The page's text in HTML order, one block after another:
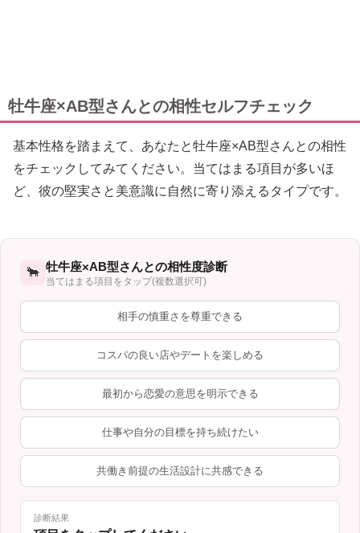
牡牛座×AB型さんとの相性セルフチェック
基本性格を踏まえて、あなたと牡牛座×AB型さんとの相性
をチェックしてみてください。当てはまる項目が多いほ
ど、彼の堅実さと美意識に自然に寄り添えるタイプです。
🐂 牡牛座×AB型さんとの相性度診断
当てはまる項目をタップ(複数選択可)
相手の慎重さを尊重できる
コスパの良い店やデートを楽しめる
最初から恋愛の意思を明示できる
仕事や自分の目標を持ち続けたい
共働き前提の生活設計に共感できる
診断結果